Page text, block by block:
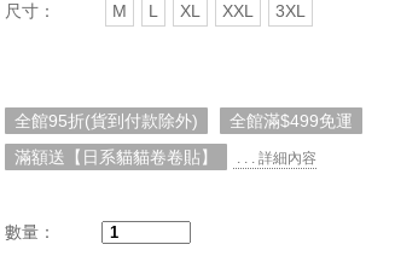
尺寸： M L XL XXL 3XL
全館95折(貨到付款除外)
全館滿$499免運
滿額送【日系貓貓卷卷貼】
. . . 詳細內容
數量：